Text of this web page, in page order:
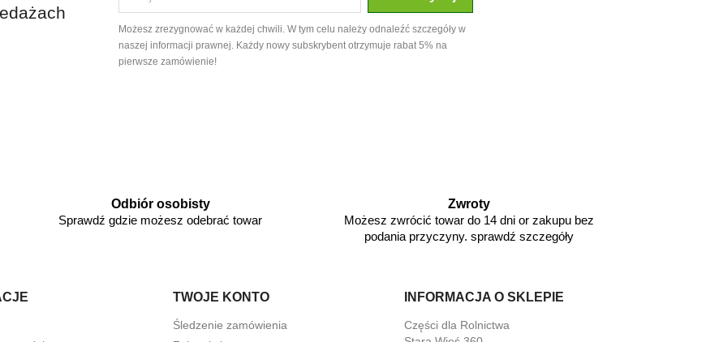
Możesz zrezygnować w każdej chwili. W tym celu należy odnaleźć szczegóły w
naszej informacji prawnej. Każdy nowy subskrybent otrzymuje rabat 5% na
pierwsze zamówienie!
Odbiór osobisty
Sprawdź gdzie możesz odebrać towar
Zwroty
Możesz zwrócić towar do 14 dni or zakupu bez
podania przyczyny. sprawdź szczegóły
TWOJE KONTO
Śledzenie zamówienia
INFORMACJA O SKLEPIE
Części dla Rolnictwa